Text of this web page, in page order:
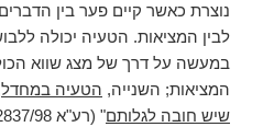
נוצרת כאשר קיים פער בין
לבין המציאות. הטעיה יכולה
במעשה על דרך של מצג שווא
המציאות; השנייה, הטעיה במחדל,
שיש חובה לגלותם" (רע"א 2837/98